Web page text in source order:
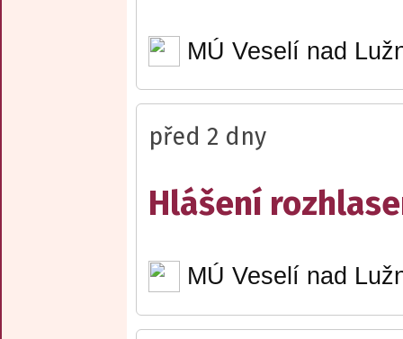
MÚ Veselí nad
před 2 dny
Hlášení
MÚ Veselí nad